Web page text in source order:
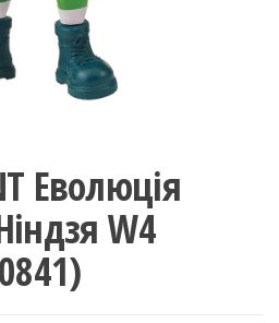
Еволюція
W4